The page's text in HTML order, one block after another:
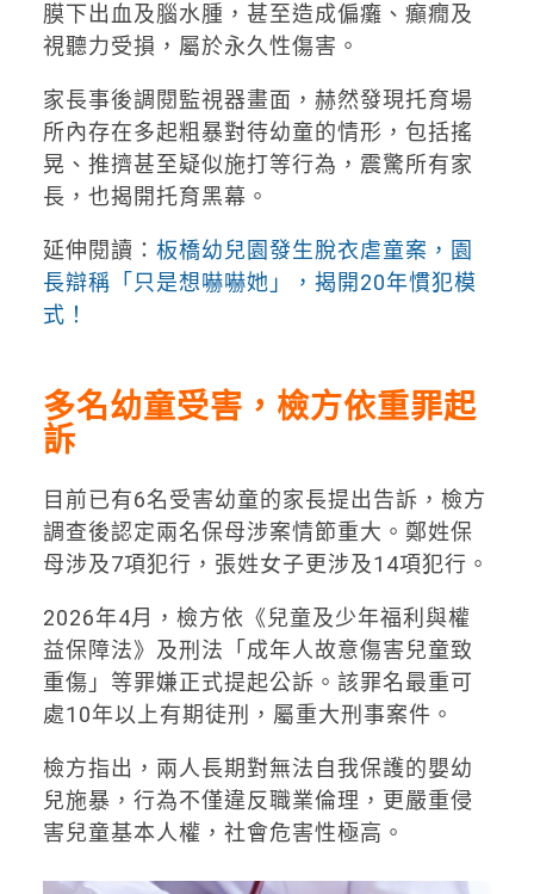
膜下出血及腦水腫，甚至造成偏癱、癲癇及
視聽力受損，屬於永久性傷害。
家長事後調閱監視器畫面，赫然發現托育場
所內存在多起粗暴對待幼童的情形，包括搖
晃、推擠甚至疑似施打等行為，震驚所有家
長，也揭開托育黑幕。
延伸閱讀： 板橋幼兒園發生脫衣虐童案，園
長辯稱「只是想嚇嚇她」，揭開20年慣犯模
式！
多名幼童受害，檢方依重罪起
訴
目前已有6名受害幼童的家長提出告訴，檢方
調查後認定兩名保母涉案情節重大。鄭姓保
母涉及7項犯行，張姓女子更涉及14項犯行。
2026年4月，檢方依《兒童及少年福利與權
益保障法》及刑法「成年人故意傷害兒童致
重傷」等罪嫌正式提起公訴。該罪名最重可
處10年以上有期徒刑，屬重大刑事案件。
檢方指出，兩人長期對無法自我保護的嬰幼
兒施暴，行為不僅違反職業倫理，更嚴重侵
害兒童基本人權，社會危害性極高。